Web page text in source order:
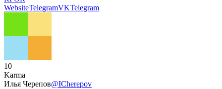
WebsiteTelegramVKTelegram
10
Karma
Илья Черепов@ICherepov